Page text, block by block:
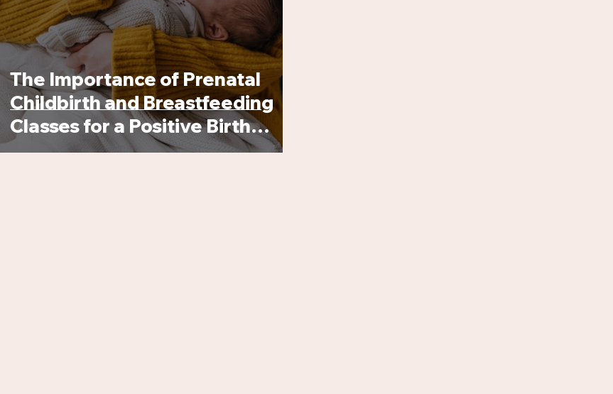
The Importance of Prenatal
Childbirth and Breastfeeding
Classes for a Positive Birth
Experience